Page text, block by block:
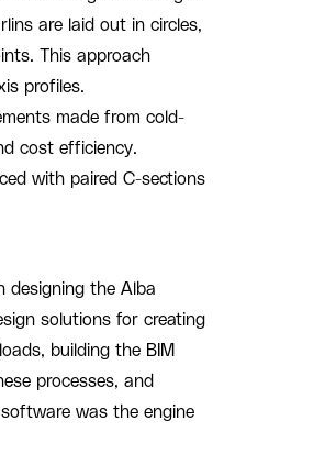
are laid out in circles,
This approach
profiles.
made from cold-
cost efficiency.
with paired C-sections
designing the Alba
solutions for creating
building the BIM
processes, and
was the engine